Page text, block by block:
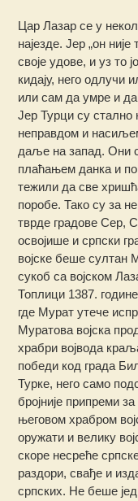
Цар Лазар се у
најезде. Јер „он
своје удове, и уз то
кидају, него одлучи
или сам да умре и
Јер Турци су
неправдом и
даље на запад. Они
плаћањем данка и
тежили да све
поробе. Тако су за
тврде градове Сер,
освојише и српски
војске беше султан
сукоб са војском
Топлици 1387.
где Мурат утече
Муратова војска
храбри војвода
победи код града
Турке, него само
бројније припреми
његовом храбром
оружати и велику
скоре несреће
раздори, свађе и
српских. Не беше